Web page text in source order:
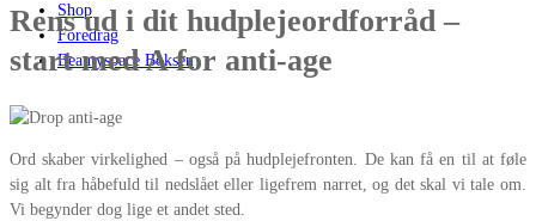
Shop
Foredrag
Beautyspace Boksen
Rens ud i dit hudplejeordforråd –
start med A for anti-age
Ord skaber virkelighed – også på hudplejefronten. De kan få en til at føle
sig alt fra håbefuld til nedslået eller ligefrem narret, og det skal vi tale om.
Vi begynder dog lige et andet sted.